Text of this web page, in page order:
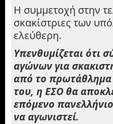
Η συμμετοχή στην
σκακίστριες των
ελεύθερη.
Υπενθυμίζεται ότι
αγώνων για
από το πρωτάθλημα
του, η ΕΣΟ θα
επόμενο
να αγωνιστεί.